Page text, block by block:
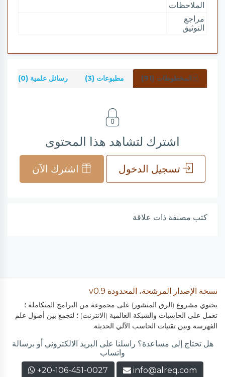
الملاحظات
مراجع
التوثيق
المخطوطات (91) مطبوعات (3) رسائل علمية (0)
اشترك لتشاهد هذا المحتوى
تسجيل الدخول اشترك الآن
كتب مصنفة ذات علاقة
نسخة الإصدار المرشحة، المحدودة v0.9
يحتوي مشروع (الرق المنشور) على مجموعة من البرامج المتكاملة ؛
تعمل على الحاسبات والشبكة العالمية (الانترنت) ؛ لتجمع بين أصول علم
الفهرسة وبين تقنيات الحاسب الآلي الحديثة.
هل تحتاج إلى مساعدة؟ راسلنا على البريد الالكتروني أو برسالة
واتساب
info@alreq.com
+20-106-451-0027